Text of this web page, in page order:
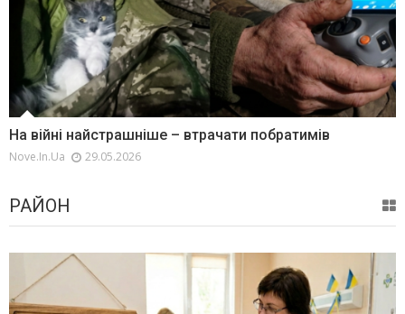
На війні найстрашніше – втрачати побратимів
Nove.in.ua 29.05.2026
РАЙОН